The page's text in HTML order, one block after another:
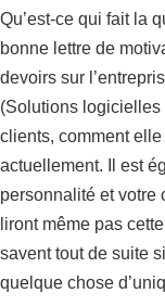
Qu’est-ce qui fait la
bonne lettre de
devoirs sur
(Solutions logicielles
clients, comment
actuellement. Il est
personnalité et votre
liront même pas
savent tout de suite
quelque chose